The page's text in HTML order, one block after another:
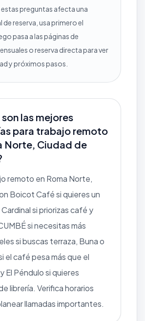
estas preguntas afecta una
de reserva, usa primero el
pasa a las páginas de
o reserva directa para ver
y próximos pasos.
las mejores
para trabajo remoto
Norte, Ciudad de
remoto en Roma Norte,
Boicot Café si quieres un
si priorizas café y
si necesitas más
si buscas terraza, Buna o
el café pesa más que el
El Péndulo si quieres
librería. Verifica horarios
llamadas importantes.